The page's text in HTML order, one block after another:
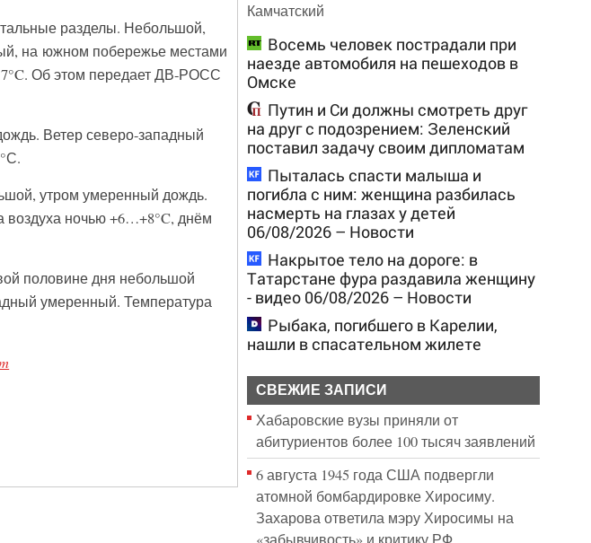
разделы. Небольшой,
на южном побережье местами
Об этом передает ДВ-РОСС
Ветер северо-западный
утром умеренный дождь.
воздуха ночью +6…+8°C, днём
половине дня небольшой
умеренный. Температура
Камчатский
Восемь человек пострадали при
наезде автомобиля на пешеходов в
Омске
Путин и Си должны смотреть друг
на друг с подозрением: Зеленский
поставил задачу своим дипломатам
Пыталась спасти малыша и
погибла с ним: женщина разбилась
насмерть на глазах у детей
06/08/2026 – Новости
Накрытое тело на дороге: в
Татарстане фура раздавила женщину
- видео 06/08/2026 – Новости
Рыбака, погибшего в Карелии,
нашли в спасательном жилете
СВЕЖИЕ ЗАПИСИ
Хабаровские вузы приняли от
абитуриентов более 100 тысяч заявлений
6 августа 1945 года США подвергли
атомной бомбардировке Хиросиму.
Захарова ответила мэру Хиросимы на